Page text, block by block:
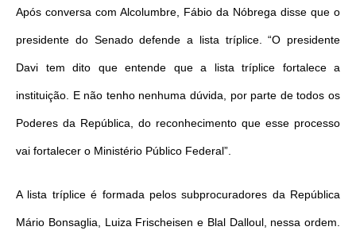
Após conversa com Alcolumbre, Fábio da Nóbrega disse que o
presidente do Senado defende a lista tríplice. “O presidente
Davi tem dito que entende que a lista tríplice fortalece a
instituição. E não tenho nenhuma dúvida, por parte de todos os
Poderes da República, do reconhecimento que esse processo
vai fortalecer o Ministério Público Federal”.
A lista tríplice é formada pelos subprocuradores da República
Mário Bonsaglia, Luiza Frischeisen e Blal Dalloul, nessa ordem.